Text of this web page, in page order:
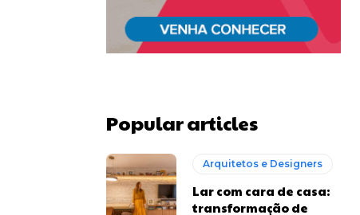
Popular articles
Arquitetos e Designers
Lar com cara de casa:
transformação de